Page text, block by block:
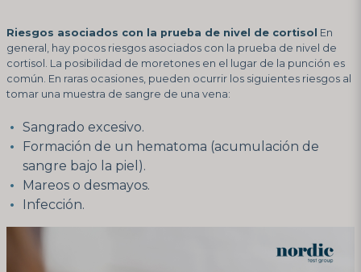
Riesgos asociados con la prueba de nivel de cortisol En
general, hay pocos riesgos asociados con la prueba de nivel de
cortisol. La posibilidad de moretones en el lugar de la punción es
común. En raras ocasiones, pueden ocurrir los siguientes riesgos al
tomar una muestra de sangre de una vena:
Sangrado excesivo.
Formación de un hematoma (acumulación de
sangre bajo la piel).
Mareos o desmayos.
Infección.